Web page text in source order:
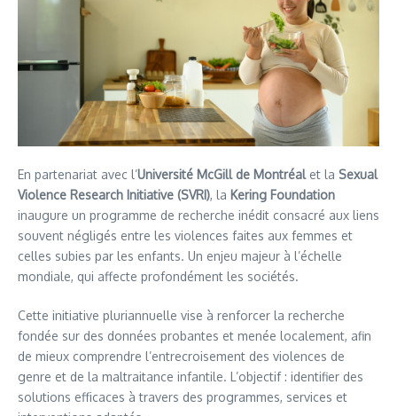
En partenariat avec l’Université McGill de Montréalet la Sexual
Violence Research Initiative (SVRI), la Kering Foundation
inaugure un programme de recherche inédit consacré aux liens
souvent négligés entre les violences faites aux femmes et
celles subies par les enfants. Un enjeu majeur à l’échelle
mondiale, qui affecte profondément les sociétés.
Cette initiative pluriannuelle vise à renforcer la recherche
fondée sur des données probantes et menée localement, afin
de mieux comprendre l’entrecroisement des violences de
genre et de la maltraitance infantile. L’objectif : identifier des
solutions efficaces à travers des programmes, services et